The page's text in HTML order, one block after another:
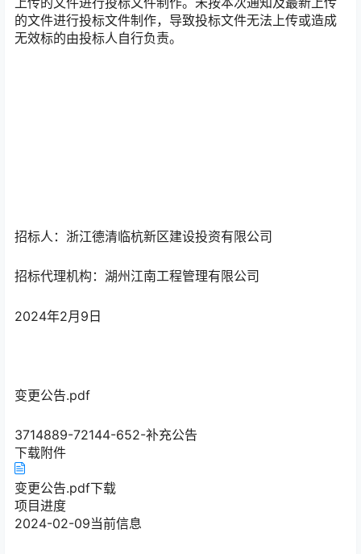
的文件进行投标文件制作，导致投标文件无法上传或造成
无效标的由投标人自行负责。
招标人：浙江德清临杭新区建设投资有限公司
招标代理机构：湖州江南工程管理有限公司
2024年2月9日
变更公告.pdf
3714889-72144-652-补充公告
下载附件
变更公告.pdf下载
项目进度
2024-02-09当前信息